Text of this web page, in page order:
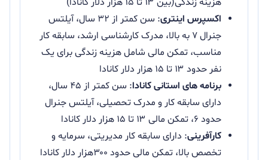
اکسپرس اینتری
: سن کمتر از ۳۲ سال، آیلتس
جنرال ۷ به بالا، مدرک کارشناسی ارشد، سابقه کار
مناسب، تمکن مالی شامل هزینه زندگی برای یک
نفر حدود ۱۳ تا ۱۵ هزار دلار کانادا
برنامه های استانی کانادا
: سن کمتر از ۴۵ سال،
دارای سابقه کار و مدرک تحصیلی، آیلتس جنرال
حدود ۶، تمکن مالی ۱۳ تا ۱۵ هزار دلار کانادا
کارآفرینی: دارای سابقه کار مدیریتی، سرمایه و
تخصص بالا، تمکن مالی حدود ۳۰۰هزار دلار کانادا